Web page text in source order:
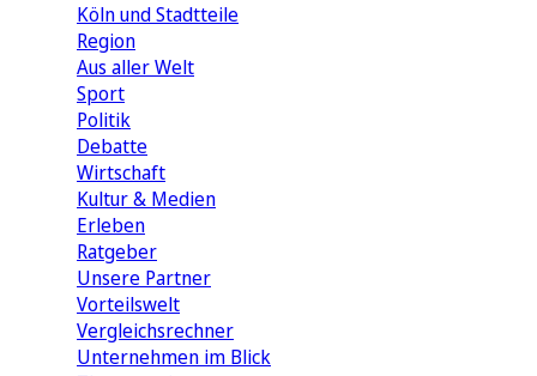
Köln und Stadtteile
Region
Aus aller Welt
Sport
Politik
Debatte
Wirtschaft
Kultur & Medien
Erleben
Ratgeber
Unsere Partner
Vorteilswelt
Vergleichsrechner
Unternehmen im Blick